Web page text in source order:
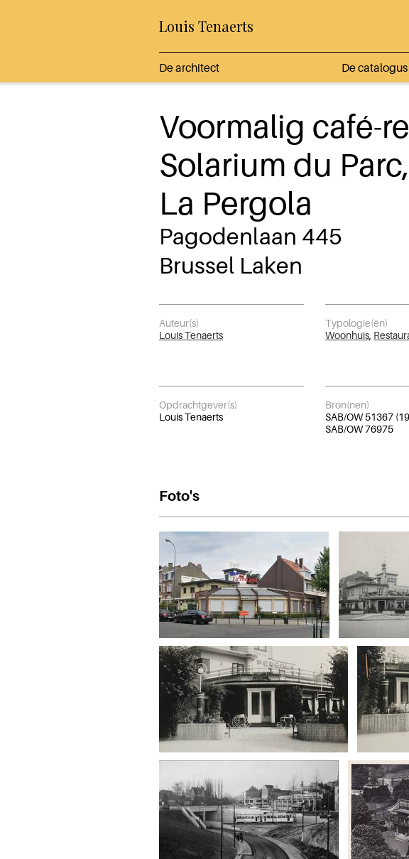
Louis Tenaerts
De architect De catalogus
Voormalig café-
Solarium du
La Pergola
Pagodenlaan 445
Brussel Laken
Auteur(s)
Louis Tenaerts
Typologie(ën)
Woonhuis
Opdrachtgever(s)
Louis Tenaerts
Bron(nen)
SAB/OW 51367
SAB/OW 76975
Foto's